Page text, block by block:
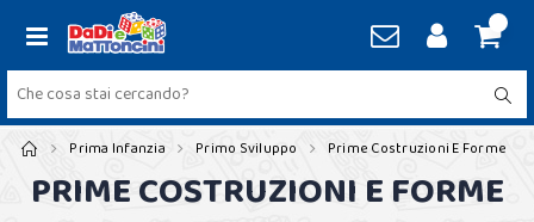
Prima Infanzia Primo Sviluppo Prime Costruzioni E Forme
PRIME COSTRUZIONI E FORME